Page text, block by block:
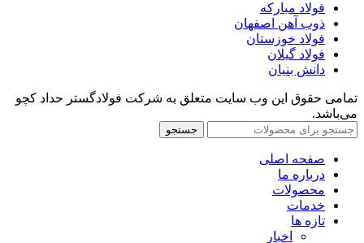
فولاد مبارکه
ذوب آهن اصفهان
فولاد خوزستان
فولاد گیلان
دانش بنیان
تمامی حقوق این وب سایت متعلق به شرکت فولادگستر حداد کچو
می‌باشد.
جستجو
صفحه اصلی
درباره ما
محصولات
خدمات
تازه ها
اخبار